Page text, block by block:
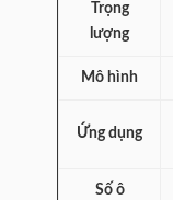
Trọng
lượng
Mô hình
Ứng dụng
Số ô